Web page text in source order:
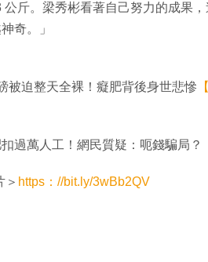
斤。梁秀彬看著自己努力的成果
奇。」
被迫整天全裸！癡肥背後身世悲慘
過萬人工！網民質疑：呃錢騙局？
＞ https：//bit.ly/3wBb2QV